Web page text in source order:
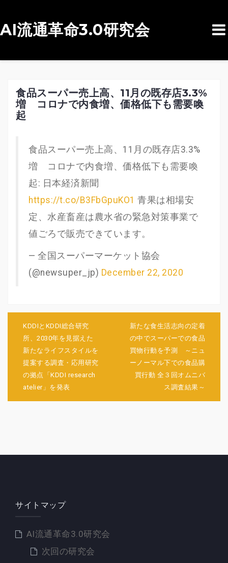
コ
AI流通革命3.0研究会
食品スーパー売上高、11月の既存店3.3%
増 コロナで内食増、価格低下も需要喚
起
食品スーパー売上高、11月の既存店3.3%
増 コロナで内食増、価格低下も需要喚
起: 日本経済新聞
https://t.co/B3FbGpuKO1 青果は相場安
定、水産畜産は農水省の緊急対策事業で
値ごろで販売できています。
— 全国スーパーマーケット協会
(@newsuper_jp) December 22, 2020
KDDIとKDDI総合研究
所、2030年を見据えた
新たなライフスタイルを
提案する調査・応用研究
の拠点「KDDI research
atelier」を発表
新たな食生活志向の定着
の中でスーパーでの食品
買物行動を予測 ～ニュ
ーノーマル下での食品購
買行動 全３回オムニバ
ス調査結果～
サイトマップ
AI流通革命3.0研究会
次回の研究会